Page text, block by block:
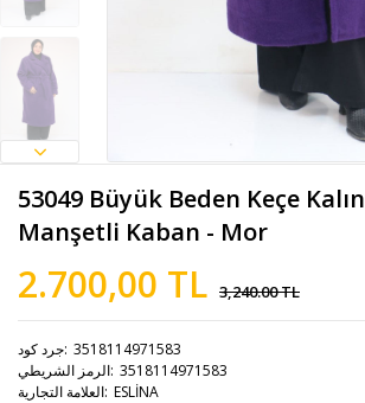
53049 Büyük Beden Keçe Kalın
Manşetli Kaban - Mor
2.700,00 TL 3,240.00 TL
جرد كود 3518114971583
الرمز الشريطي 3518114971583
العلامة التجارية ESLİNA